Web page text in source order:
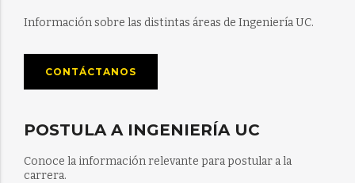
Información sobre las distintas áreas de Ingeniería UC.
CONTÁCTANOS
POSTULA A INGENIERÍA UC
Conoce la información relevante para postular a la
carrera.